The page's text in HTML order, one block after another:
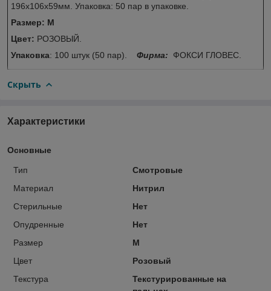
196х106х59мм. Упаковка: 50 пар в упаковке.
Размер: М
Цвет: РОЗОВЫЙ.
Упаковка: 100 штук (50 пар). Фирма: ФОКСИ ГЛОВЕС.
Скрыть
Характеристики
Основные
Тип
Смотровые
Материал
Нитрил
Стерильные
Нет
Опудренные
Нет
Размер
M
Цвет
Розовый
Текстура
Текстурированные на